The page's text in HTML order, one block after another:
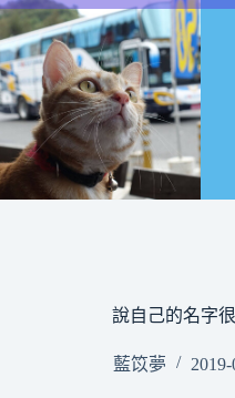
跳
至
主
要
內
容
說自己的名字
藍笖夢